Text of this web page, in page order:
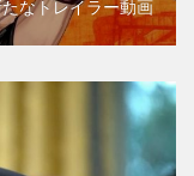
なトレイラー動画